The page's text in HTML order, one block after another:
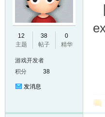
12
主题
38
帖子
0
精华
游戏开发者
积分
38
发消息